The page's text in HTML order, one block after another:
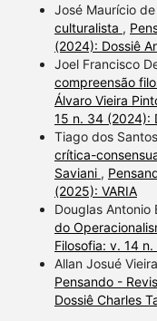
José Maurício
culturalista ,
(2024): Dossiê
Joel Francisco
compreensão
Álvaro Vieira
15 n. 34 (2024):
Tiago dos
crítica-
Saviani ,
(2025): VARIA
Douglas Antonio
do
Filosofia: v. 14
Allan Josué
Pensando -
Dossiê Charles